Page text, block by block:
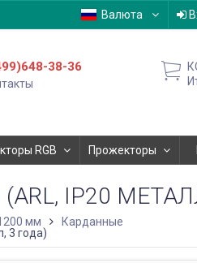
Валюта
38-36
RGB Прожекторы
(ARL, IP20
мм
Карданные
3 года)